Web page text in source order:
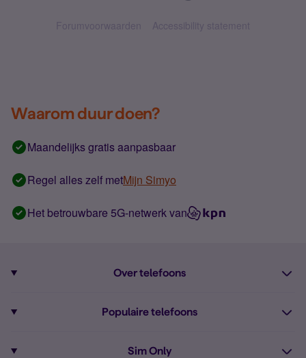
Forumvoorwaarden Accessibility statement
Waarom duur doen?
Maandelijks gratis aanpasbaar
Regel alles zelf metMijn Simyo
Het betrouwbare 5G-netwerk van
Over telefoons
Populaire telefoons
Sim Only